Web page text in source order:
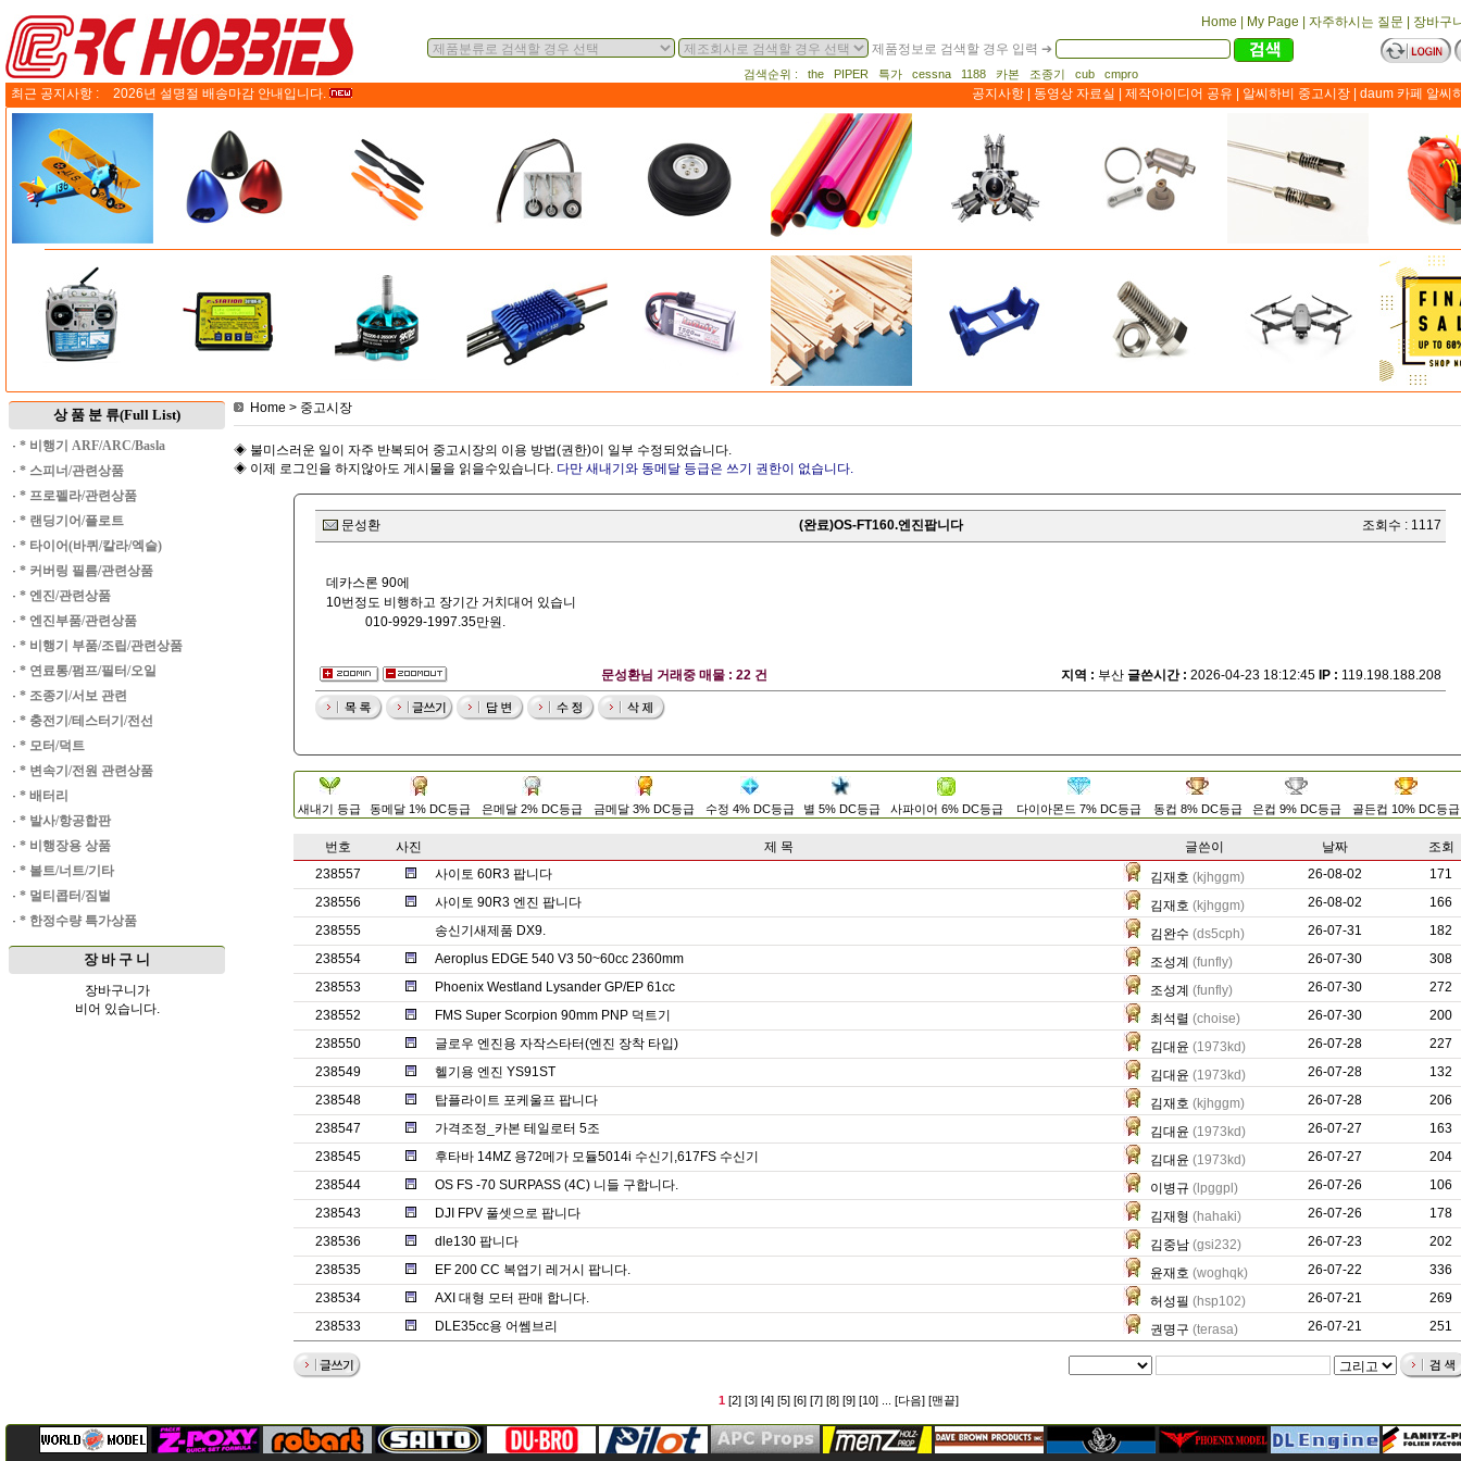
Home My Page 자주하시는 질문
장바구
제품정보로 검색할 경우 입력 ➔
검색순위 : the PIPER 특가 cessna 1188 카본 조종기 cub cmpro
최근 공지사항 : 2026년 설명절 배송마감 안내입니다. 공지사항 동영상 자료실 제작아이디어 공유 알씨하비 중고시장 daum 카페 알씨
상 품 분 류(Full List)
· * 비행기 ARF/ARC/Basla
· * 스피너/관련상품
· * 프로펠라/관련상품
· * 랜딩기어/플로트
· * 타이어(바퀴/칼라/엑슬)
· * 커버링 필름/관련상품
· * 엔진/관련상품
· * 엔진부품/관련상품
· * 비행기 부품/조립/관련상품
· * 연료통/펌프/필터/오일
· * 조종기/서보 관련
· * 충전기/테스터기/전선
· * 모터/덕트
· * 변속기/전원 관련상품
· * 배터리
· * 발사/항공합판
· * 비행장용 상품
· * 볼트/너트/기타
· * 멀티콥터/짐벌
· * 한정수량 특가상품
장 바 구 니
장바구니가
비어 있습니다.
Home > 중고시장
◈ 불미스러운 일이 자주 반복되어 중고시장의 이용 방법(권한)이 일부 수정되었습니다.
◈ 이제 로그인을 하지않아도 게시물을 읽을수있습니다. 다만 새내기와 동메달 등급은 쓰기 권한이 없습니다.
문성환 (완료)OS-FT160.엔진팝니다 조회수 : 1117
데카스론 90에
10번정도 비행하고 장기간 거치대어 있습니
010-9929-1997.35만원.
문성환님 거래중 매물 : 22 건 지역 : 부산 글쓴시간 : 2026-04-23 18:12:45 IP : 119.198.188.208
새내기 등급 동메달 1% DC등급 은메달 2% DC등급 금메달 3% DC등급 수정 4% DC등급 별 5% DC등급 사파이어 6% DC등급 다이아몬드 7% DC등급 동컵 8% DC등급 은컵 9% DC등급 골든컵 10% DC등급
번호 사진 제 목 글쓴이 날짜
조회
238557
사이토 60R3 팝니다 김재호 (kjhggm) 26-08-02
171
238556
사이토 90R3 엔진 팝니다 김재호 (kjhggm) 26-08-02
166
238555
송신기새제품 DX9. 김완수 (ds5cph) 26-07-31
182
238554
Aeroplus EDGE 540 V3 50~60cc 2360mm 조성계 (funfly) 26-07-30
308
238553
Phoenix Westland Lysander GP/EP 61cc 조성계 (funfly) 26-07-30
272
238552
FMS Super Scorpion 90mm PNP 덕트기 최석렬 (choise) 26-07-30
200
238550
글로우 엔진용 자작스타터(엔진 장착 타입) 김대윤 (1973kd) 26-07-28
227
238549
헬기용 엔진 YS91ST 김대윤 (1973kd) 26-07-28
132
238548
탑플라이트 포케울프 팝니다 김재호 (kjhggm) 26-07-28
206
238547
가격조정_카본 테일로터 5조 김대윤 (1973kd) 26-07-27
163
238545
후타바 14MZ 용72메가 모듈5014i 수신기,617FS 수신기 김대윤 (1973kd) 26-07-27
204
238544
OS FS -70 SURPASS (4C) 니들 구합니다. 이병규 (lpggpl) 26-07-26
106
238543
DJI FPV 풀셋으로 팝니다 김재형 (hahaki) 26-07-26
178
238536
dle130 팝니다 김중남 (gsi232) 26-07-23
202
238535
EF 200 CC 복엽기 레거시 팝니다. 윤재호 (woghqk) 26-07-22
336
238534
AXI 대형 모터 판매 합니다. 허성필 (hsp102) 26-07-21
269
238533
DLE35cc용 어쎔브리 권명구 (terasa) 26-07-21 251
1 [2] [3] [4] [5] [6] [7] [8] [9] [10] [다음] [맨끝]